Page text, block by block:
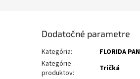
Dodatočné parametre
Kategória:
FLORIDA
Kategórie
produktov:
Tričká